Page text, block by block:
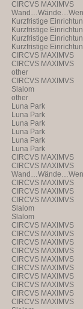
Vergangenheit ist
Annäherung
CIRCVS MAXIMVS
Kurzfristige
Kurzfristige
Kurzfristige
Kurzfristige
CIRCVS MAXIMVS
CIRCVS MAXIMVS
other
CIRCVS MAXIMVS
Slalom
other
Luna Park
Luna Park
Luna Park
Luna Park
Luna Park
Luna Park
CIRCVS MAXIMVS
CIRCVS MAXIMVS
CIRCVS MAXIMVS
CIRCVS MAXIMVS
CIRCVS MAXIMVS
Slalom
Slalom
CIRCVS MAXIMVS
CIRCVS MAXIMVS
CIRCVS MAXIMVS
CIRCVS MAXIMVS
CIRCVS MAXIMVS
CIRCVS MAXIMVS
CIRCVS MAXIMVS
CIRCVS MAXIMVS
CIRCVS MAXIMVS
CIRCVS MAXIMVS